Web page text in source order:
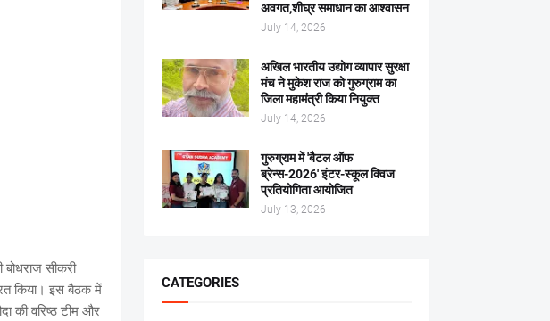
सीकरी
किया। इस बैठक में
की वरिष्ठ टीम और
अवगत,शीघ्र समाधान का आश्वासन
July 14, 2026
अखिल भारतीय उद्योग व्यापार सुरक्षा
मंच ने मुकेश राज को गुरुग्राम का
जिला महामंत्री किया नियुक्त
July 14, 2026
गुरुग्राम में 'बैटल ऑफ
ब्रेन्स-2026' इंटर-स्कूल क्विज
प्रतियोगिता आयोजित
July 13, 2026
CATEGORIES